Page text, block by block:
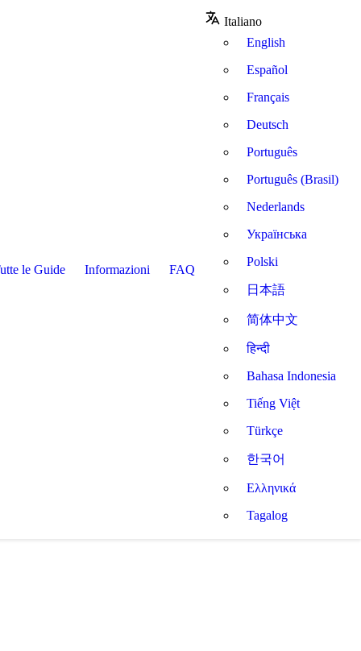
le Guide Informazioni FAQ
Italiano
English
Español
Français
Deutsch
Português
Português (Brasil)
Nederlands
Українська
Polski
日本語
简体中文
हिन्दी
Bahasa Indonesia
Tiếng Việt
Türkçe
한국어
Ελληνικά
Tagalog